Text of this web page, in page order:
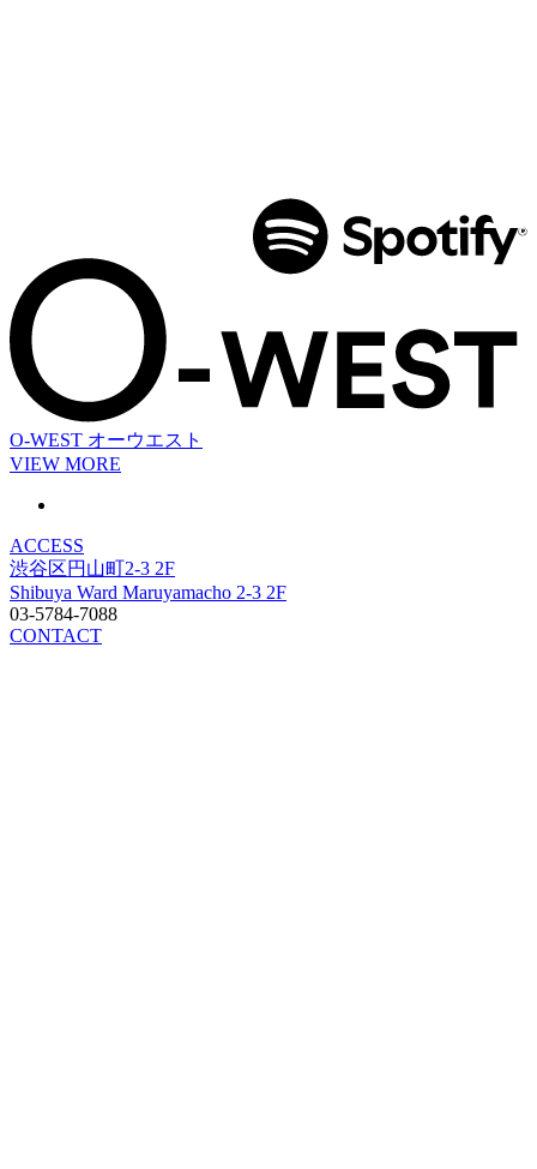
O-WEST オーウエスト
VIEW MORE
ACCESS
渋谷区円山町2-3 2F
Shibuya Ward Maruyamacho 2-3 2F
03-5784-7088
CONTACT